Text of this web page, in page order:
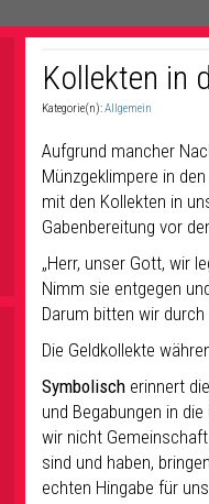
Kollekten in
Kategorie(n):Allgemein
Aufgrund mancher
Münzgeklimpere in
mit den Kollekten in
Gabenbereitung vor
„Herr, unser Gott, wir
Nimm sie entgegen
Darum bitten wir
Die Geldkollekte
Symbolisch erinnert
und Begabungen in
wir nicht
sind und haben,
echten Hingabe für